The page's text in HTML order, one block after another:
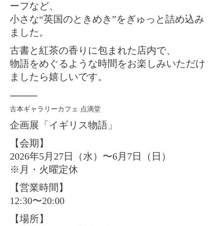
ーフなど、
小さな“英国のときめき”をぎゅっと詰め込み
ました。
古書と紅茶の香りに包まれた店内で、
物語をめぐるような時間をお楽しみいただけ
ましたら嬉しいです。
⸻
古本ギャラリーカフェ 点滴堂
企画展「イギリス物語」
【会期】
2026年5月27日（水）〜6月7日（日）
※月・火曜定休
【営業時間】
12:30〜20:00
【場所】